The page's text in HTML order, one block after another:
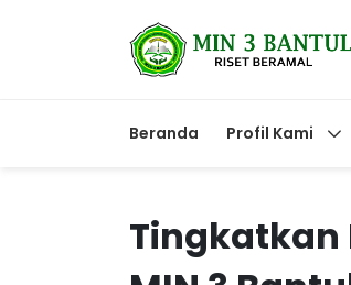
Beranda Profil Kami
Tingkatkan